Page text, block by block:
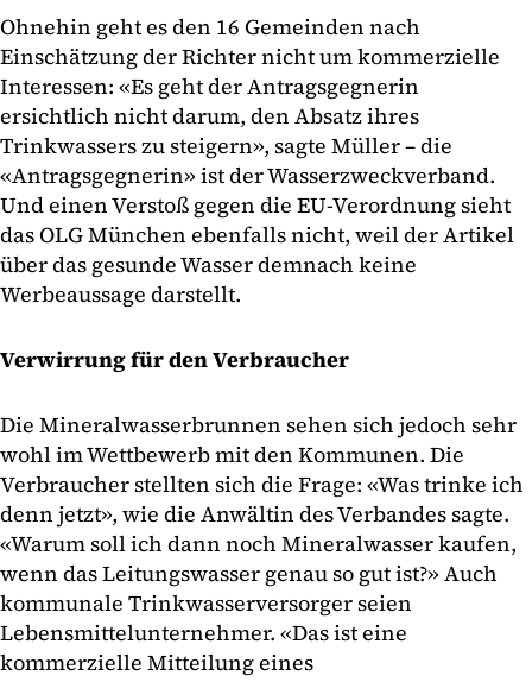
Ohnehin geht es den 16 Gemeinden nach
Einschätzung der Richter nicht um kommerzielle
Interessen: «Es geht der Antragsgegnerin
ersichtlich nicht darum, den Absatz ihres
Trinkwassers zu steigern», sagte Müller – die
«Antragsgegnerin» ist der Wasserzweckverband.
Und einen Verstoß gegen die EU-Verordnung sieht
das OLG München ebenfalls nicht, weil der Artikel
über das gesunde Wasser demnach keine
Werbeaussage darstellt.
Verwirrung für den Verbraucher
Die Mineralwasserbrunnen sehen sich jedoch sehr
wohl im Wettbewerb mit den Kommunen. Die
Verbraucher stellten sich die Frage: «Was trinke ich
denn jetzt», wie die Anwältin des Verbandes sagte.
«Warum soll ich dann noch Mineralwasser kaufen,
wenn das Leitungswasser genau so gut ist?» Auch
kommunale Trinkwasserversorger seien
Lebensmittelunternehmer. «Das ist eine
kommerzielle Mitteilung eines